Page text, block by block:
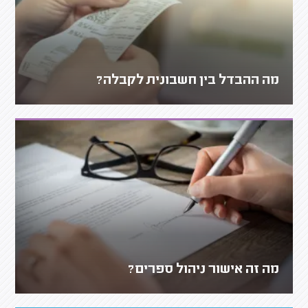
מה ההבדל בין חשבונית לקבלה?
מה זה אישור ניהול ספרים?